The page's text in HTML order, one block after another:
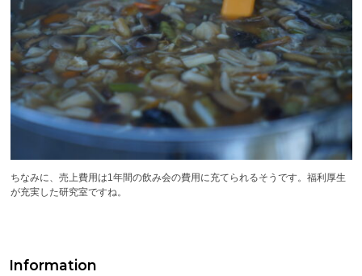
ちなみに、売上費用は1年間の飲み会の費用に充てられるそうです。福利厚生
が充実した研究室ですね。
Information